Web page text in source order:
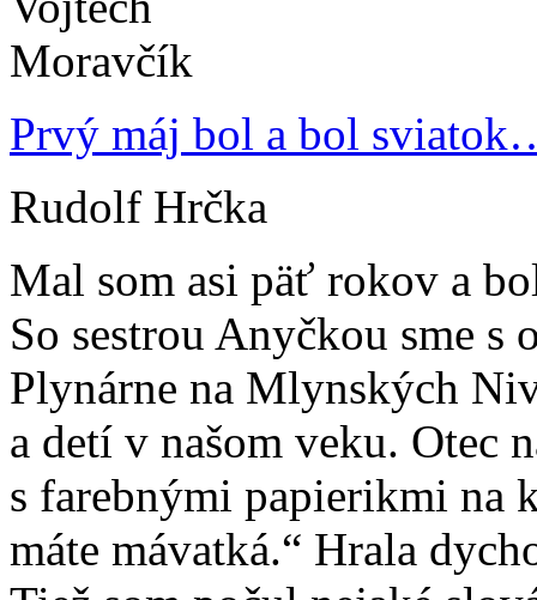
Prvý máj bol a bol
Rudolf Hrčka
Mal som asi päť rokov a
So sestrou Anyčkou sme
Plynárne na Mlynských
a detí v našom veku. Otec
s farebnými papierikmi na
máte mávatká.“ Hrala